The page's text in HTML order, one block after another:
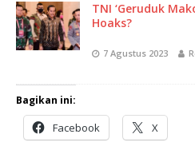
TNI ‘Geruduk
Hoaks?
7 Agustus 2023
Bagikan ini:
Facebook X